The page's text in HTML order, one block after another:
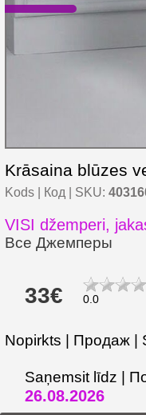
Krāsaina blūzes
Kods | Код | SKU:
VISI džemperi,
Все Джемперы
33€ 0.0
Nopirkts | Продаж |
Saņemsit līdz |
26.08.2026